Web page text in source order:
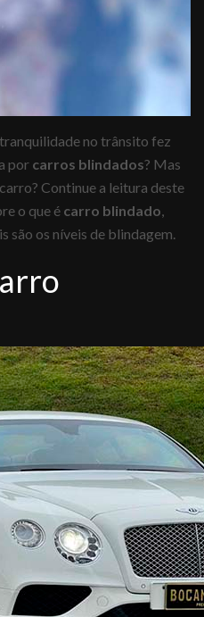
no trânsito fez
por carros blindados? Mas
Continue a leitura deste
o que é carro blindado
são os níveis de blindagem.